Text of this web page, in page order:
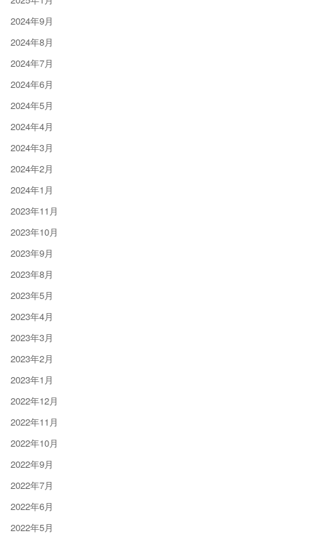
2024年9月
2024年8月
2024年7月
2024年6月
2024年5月
2024年4月
2024年3月
2024年2月
2024年1月
2023年11月
2023年10月
2023年9月
2023年8月
2023年5月
2023年4月
2023年3月
2023年2月
2023年1月
2022年12月
2022年11月
2022年10月
2022年9月
2022年7月
2022年6月
2022年5月